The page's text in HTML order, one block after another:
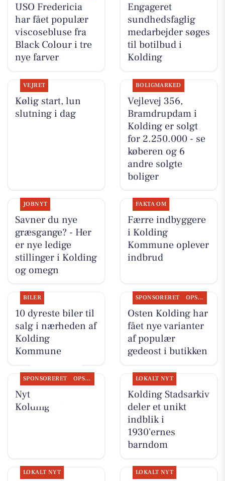
USO Fredericia
har fået populær
viscosebluse fra
Black Colour i tre
nye farver
Engageret
sundhedsfaglig
medarbejder søges
til botilbud i
Kolding
VEJRET
Kølig start, lun
slutning i dag
BOLIGMARKED
Vejlevej 356,
Bramdrupdam i
Kolding er solgt
for 2.250.000 - se
køberen og 6
andre solgte
boliger
JOBNYT
Savner du nye
græsgange? - Her
er nye ledige
stillinger i Kolding
og omegn
FAKTA OM
Færre indbyggere
i Kolding
Kommune oplever
indbrud
BILER
10 dyreste biler til
salg i nærheden af
Kolding
Kommune
SPONSORERET OPSLAGSTAVLEN
Osten Kolding har
fået nye varianter
af populær
gedeost i butikken
SPONSORERET OPSLAGSTAVLEN
Nyt fra Osten
Kolding
LOKALT NYT
Kolding Stadsarkiv
deler et unikt
indblik i
1930'ernes
barndom
LOKALT NYT LOKALT NYT